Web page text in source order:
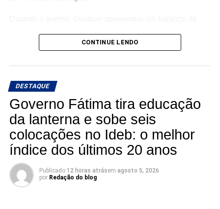
autoria que foram aprovados pela Assembleia Legislativa
para a população do Rio Grande do Norte.
Entre as iniciativas apresentadas, o deputado ressaltou a
legislação que fortaleceu a carcinicultura potiguar,
contribuindo para a geração de cerca de três mil novos
empregos no estado. Também destacou leis voltadas à
inclusão e à melhoria da qualidade de vida das pessoas
com Transtorno do Espectro Autista, ampliando o apoio
famílias.
CONTINUE LENDO
DESTAQUE
Governo Fátima tira educação
da lanterna e sobe seis
colocações no Ideb: o melhor
índice dos últimos 20 anos
Publicado 12 horas atrásem agosto 5, 2026
por Redação do blog